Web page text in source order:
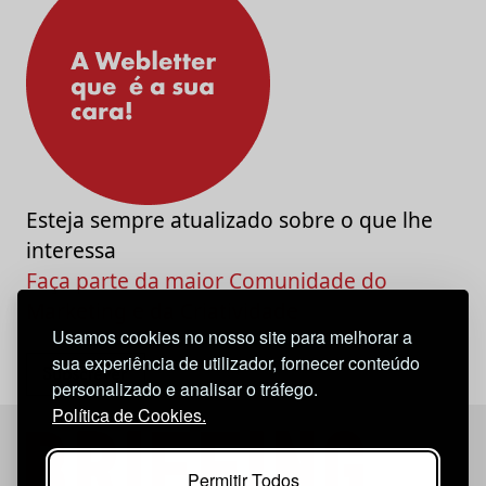
Usamos cookies no nosso site para melhorar a
sua experiência de utilizador, fornecer conteúdo
personalizado e analisar o tráfego.
Política de Cookies.
Permitir Todos
Esteja sempre atualizado sobre o que lhe
interessa
Faça parte da maior Comunidade do